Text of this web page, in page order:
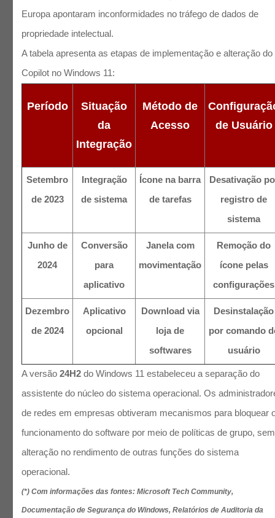
Europa apontaram inconformidades no tráfego de dados de
propriedade intelectual.
A tabela apresenta as etapas de implementação e alteração do
Copilot no Windows 11:
Período
Situação
da
Integração
Método de
Acesso
de Usuário
Setembro
de 2023
Integração
de sistema
Ícone na barra
de tarefas
Desativação
registro de
sistema
Junho de
2024
Conversão
para
aplicativo
Janela com
movimentação
Remoção do
ícone pelas
configurações
Dezembro
de 2024
Aplicativo
opcional
Download via
loja de
softwares
Desinstalação
por comando
usuário
A versão24H2 do Windows 11 estabeleceu a separação do
assistente do núcleo do sistema operacional. Os
de redes em empresas obtiveram mecanismos para bloquear
funcionamento do software por meio de políticas de grupo, sem
alteração no rendimento de outras funções do sistema
operacional.
(*) Com informações das fontes: Microsoft Tech Community,
Documentação de Segurança do Windows, Relatórios de Auditoria da